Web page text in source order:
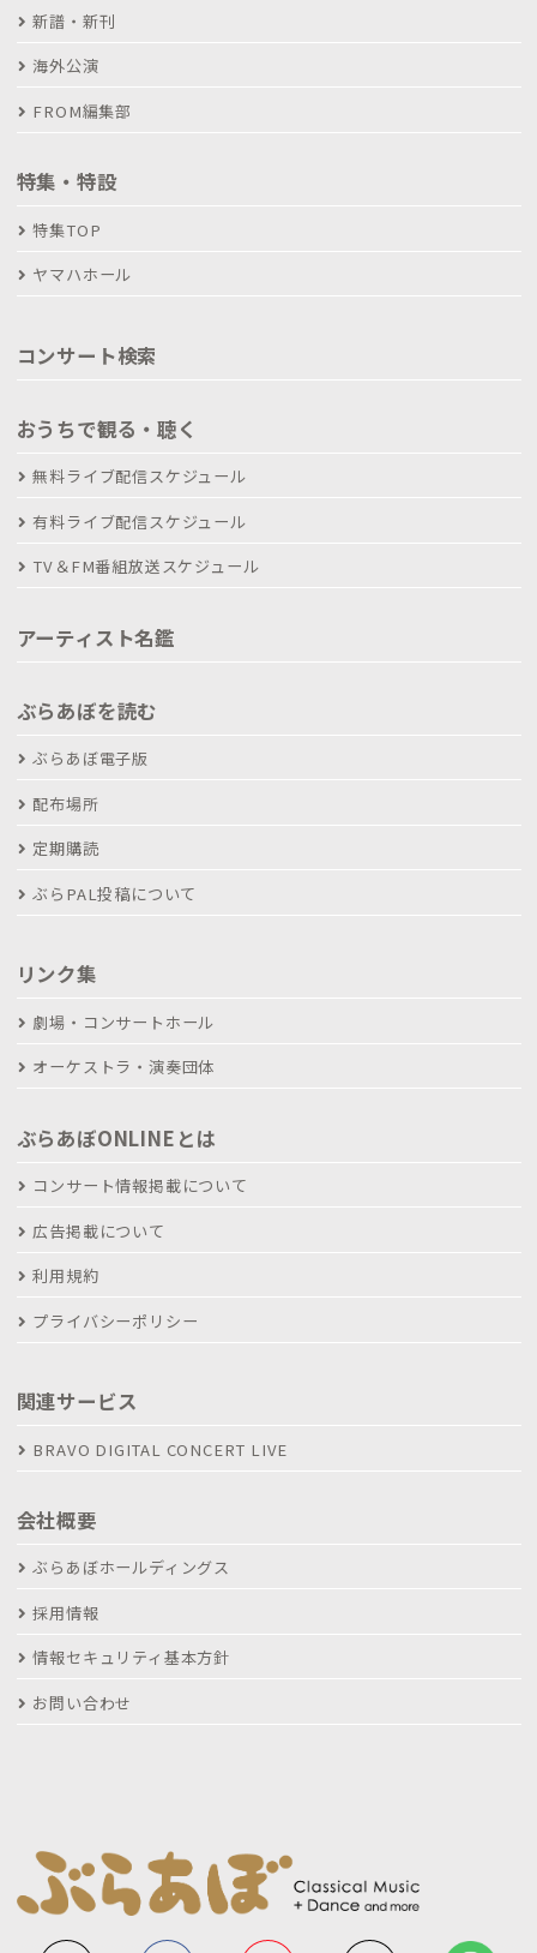
新譜・新刊
海外公演
FROM編集部
特集・特設
特集TOP
ヤマハホール
コンサート検索
おうちで観る・聴く
無料ライブ配信スケジュール
有料ライブ配信スケジュール
TV＆FM番組放送スケジュール
アーティスト名鑑
ぶらあぼを読む
ぶらあぼ電子版
配布場所
定期購読
ぶらPAL投稿について
リンク集
劇場・コンサートホール
オーケストラ・演奏団体
ぶらあぼONLINEとは
コンサート情報掲載について
広告掲載について
利用規約
プライバシーポリシー
関連サービス
BRAVO DIGITAL CONCERT LIVE
会社概要
ぶらあぼホールディングス
採用情報
情報セキュリティ基本方針
お問い合わせ